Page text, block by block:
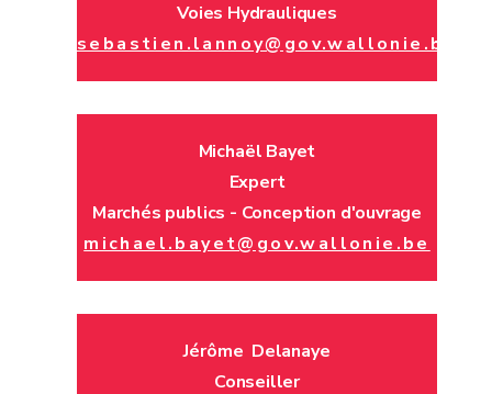
Voies Hydrauliques
sebastien.lannoy@gov.wallonie.be
Michaël Bayet
Expert
Marchés publics - Conception d'ouvrage
michael.bayet@gov.wallonie.be
Jérôme Delanaye
Conseiller